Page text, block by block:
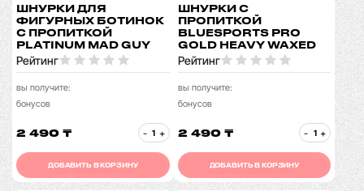
ШНУРКИ ДЛЯ
ФИГУРНЫХ БОТИНОК
С ПРОПИТКОЙ
PLATINUM MAD GUY
Рейтинг
вы получите:
бонусов
2 490 ₸ - +
ДОБАВИТЬ В КОРЗИНУ
ШНУРКИ С
ПРОПИТКОЙ
BLUESPORTS PRO
GOLD HEAVY WAXED
Рейтинг
вы получите:
бонусов
2 490 ₸ - +
ДОБАВИТЬ В КОРЗИНУ